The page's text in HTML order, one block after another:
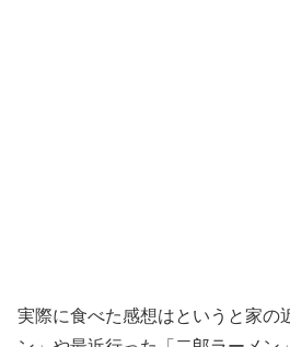
実際に食べた感想はというと家の